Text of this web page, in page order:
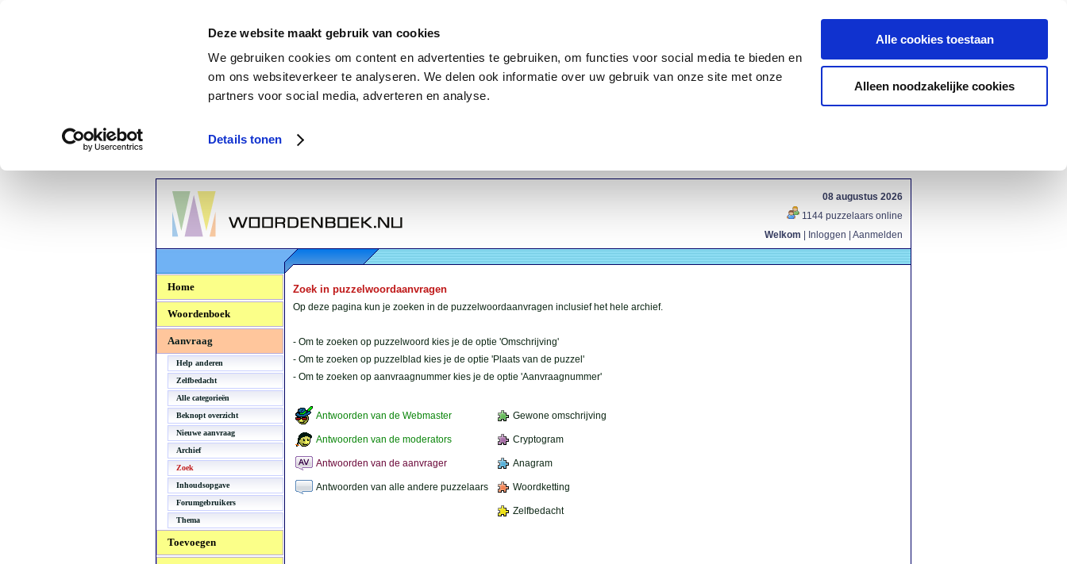
Deze website maakt gebruik van cookies
We gebruiken cookies om content en advertenties te gebruiken, om functies voor social media te bieden en
om ons websiteverkeer te analyseren. We delen ook informatie over uw gebruik van onze site met onze
partners voor social media, adverteren en analyse.
Details tonen
Alle cookies toestaan
Alleen noodzakelijke cookies
Woordenboek.NU
08 augustus 2026
1144 puzzelaars online
Welkom
Inloggen Aanmelden
Home
Woordenboek
Aanvraag
Help anderen
Zelfbedacht
Alle categorieën
Beknopt overzicht
Nieuwe aanvraag
Archief
Zoek
Inhoudsopgave
Forumgebruikers
Thema
Toevoegen
Zoek in puzzelwoordaanvragen
Op deze pagina kun je zoeken in de puzzelwoordaanvragen inclusief het hele archief.
- Om te zoeken op puzzelwoord kies je de optie 'Omschrijving'
- Om te zoeken op puzzelblad kies je de optie 'Plaats van de puzzel'
- Om te zoeken op aanvraagnummer kies je de optie 'Aanvraagnummer'
Antwoorden van de Webmaster Gewone omschrijving
Antwoorden van de moderators Cryptogram
Antwoorden van de aanvrager Anagram
Antwoorden van alle andere puzzelaars Woordketting
Zelfbedacht